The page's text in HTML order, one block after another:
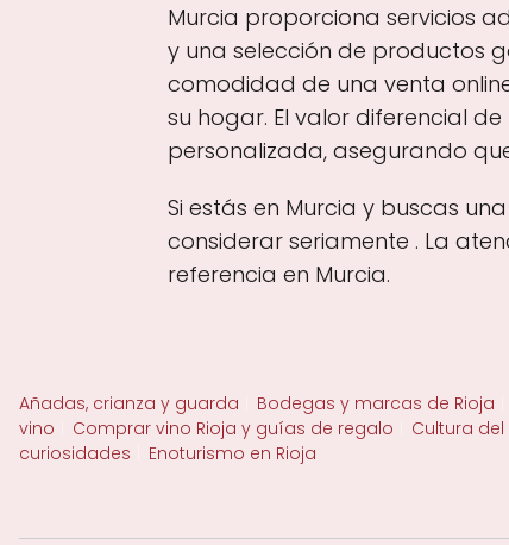
Murcia proporciona servicios
y una selección de productos
comodidad de una venta
su hogar. El valor diferencial
personalizada, asegurando
Si estás en Murcia y buscas
considerar seriamente . La
referencia en Murcia.
Añadas, crianza y guarda Bodegas y marcas de Rioja
vino
Comprar vino Rioja y guías de regalo
Cultura
curiosidades
Enoturismo en Rioja